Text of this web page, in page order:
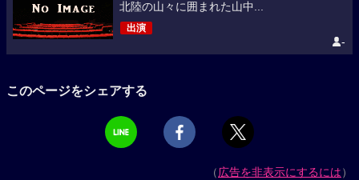
北陸の山々に囲まれた山中...
出演
-
このページをシェアする
（広告を非表示にするには）